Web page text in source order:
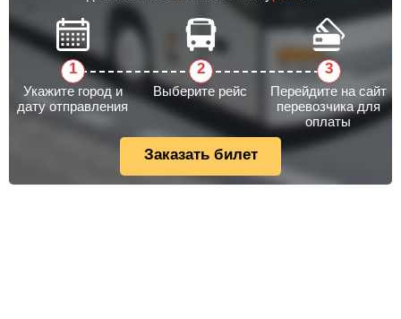
Укажите город и
дату отправления
Выберите рейс
Перейдите на сайт
перевозчика для
оплаты
Заказать билет